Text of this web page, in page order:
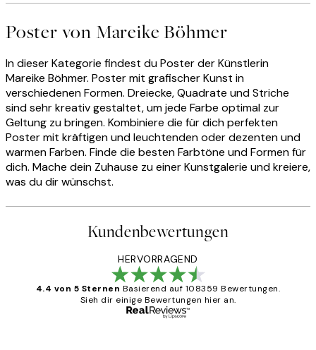
Poster von Mareike Böhmer
In dieser Kategorie findest du Poster der Künstlerin
Mareike Böhmer. Poster mit grafischer Kunst in
verschiedenen Formen. Dreiecke, Quadrate und Striche
sind sehr kreativ gestaltet, um jede Farbe optimal zur
Geltung zu bringen. Kombiniere die für dich perfekten
Poster mit kräftigen und leuchtenden oder dezenten und
warmen Farben. Finde die besten Farbtöne und Formen für
dich. Mache dein Zuhause zu einer Kunstgalerie und kreiere,
was du dir wünschst.
Kundenbewertungen
HERVORRAGEND
4.4 von 5 Sternen Basierend auf 108359 Bewertungen.
Sieh dir einige Bewertungen hier an.